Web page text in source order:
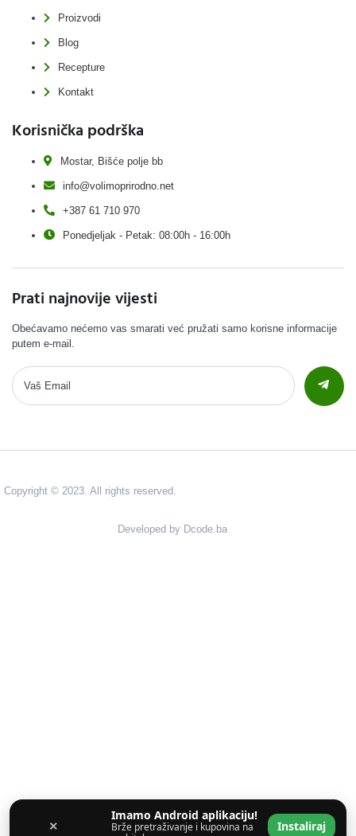
Proizvodi
Blog
Recepture
Kontakt
Korisnička podrška
Mostar, Bišće polje bb
info@volimoprirodno.net
+387 61 710 970
Ponedjeljak - Petak: 08:00h - 16:00h
Prati najnovije vijesti
Obećavamo nećemo vas smarati već pružati samo korisne informacije
putem e-mail.
Copyright © 2023. All rights reserved.
Developed by Dcode.ba
×
Imamo Android aplikaciju!
Brže pretraživanje i kupovina na
Instaliraj